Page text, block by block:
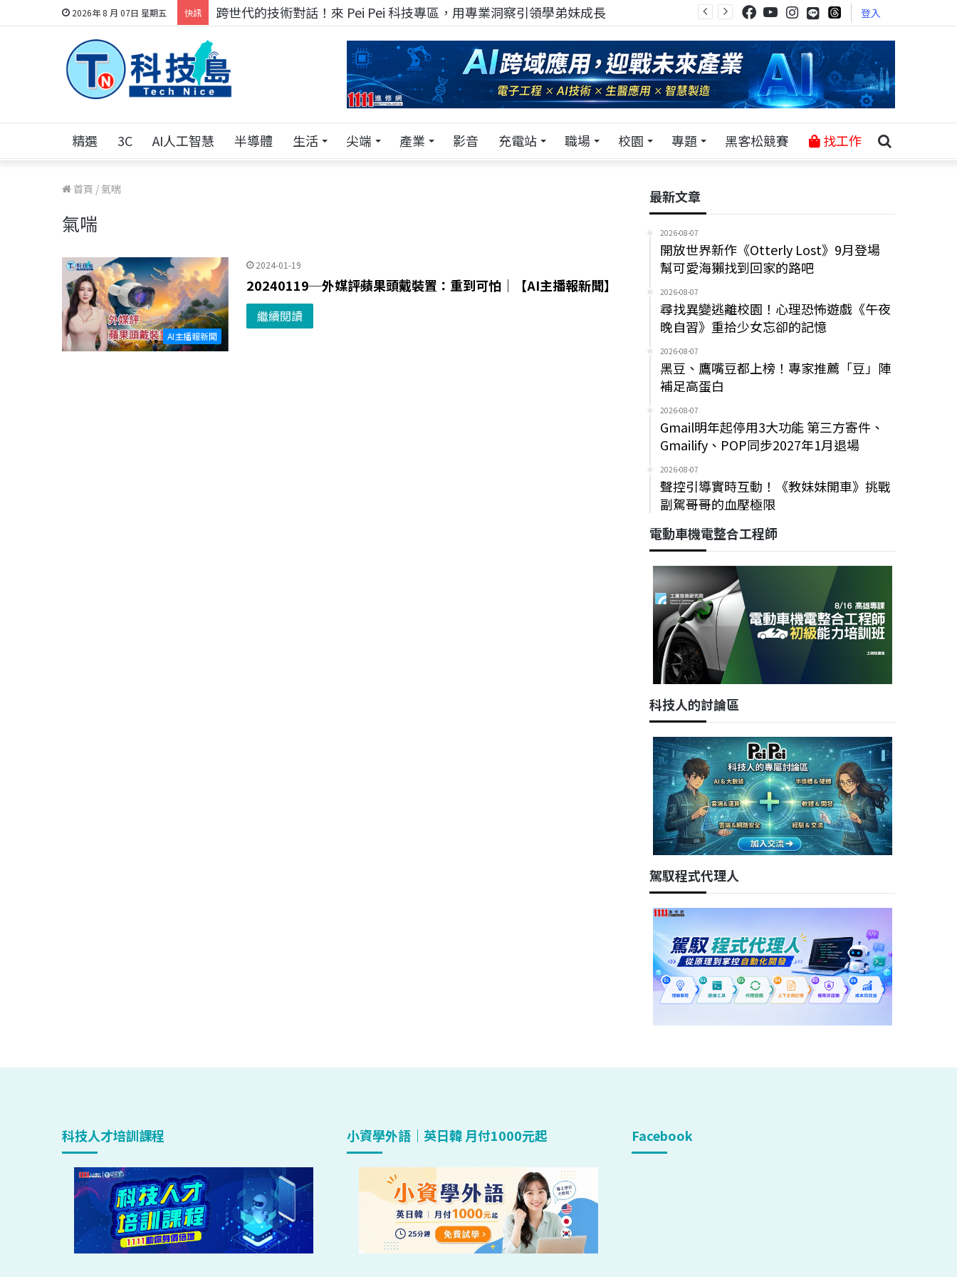
2026年 8 月 07日 星期五 快訊 跨世代的技術對話！來 Pei Pei 科技專區，用專業洞察引領學弟妹成長 登入
精選 3C AI人工智慧 半導體 生活 尖端 產業 影音 充電站 職場 校園 專題 黑客松競賽 找工作
首頁 / 氣喘
氣喘
AI主播報新聞
2024-01-19
20240119─外媒評蘋果頭戴裝置：重到可怕｜【AI主播報新聞】
繼續閱讀
最新文章
2026-08-07
開放世界新作《Otterly Lost》9月登場
幫可愛海獺找到回家的路吧
2026-08-07
尋找異變逃離校園！心理恐怖遊戲《午夜
晚自習》重拾少女忘卻的記憶
2026-08-07
黑豆、鷹嘴豆都上榜！專家推薦「豆」陣
補足高蛋白
2026-08-07
Gmail明年起停用3大功能 第三方寄件、
Gmailify、POP同步2027年1月退場
2026-08-07
聲控引導實時互動！《教妹妹開車》挑戰
副駕哥哥的血壓極限
電動車機電整合工程師
科技人的討論區
駕馭程式代理人
科技人才培訓課程 小資學外語｜英日韓 月付1000元起 Facebook